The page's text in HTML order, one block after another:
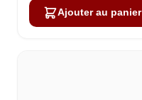
Ajouter au panier